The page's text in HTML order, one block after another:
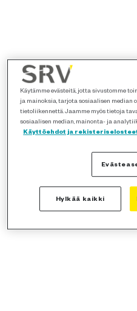
Käytämme evästeitä, jotta sivustomme
ja mainoksia, tarjota sosiaalisen median
tietoliikennettä. Jaamme myös tietoja
sosiaalisen median, mainonta- ja
Käyttöehdot ja
Hylkää kaikki